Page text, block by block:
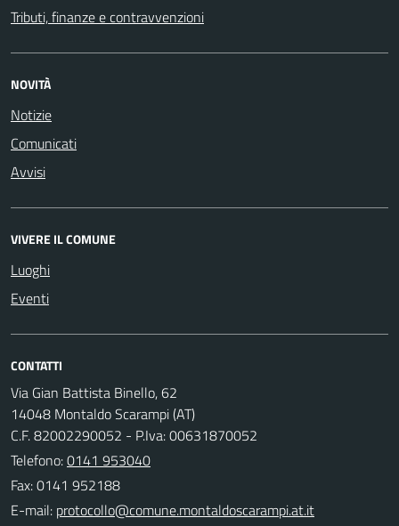
Tributi, finanze e contravvenzioni
NOVITÀ
Notizie
Comunicati
Avvisi
VIVERE IL COMUNE
Luoghi
Eventi
CONTATTI
Via Gian Battista Binello, 62
14048 Montaldo Scarampi (AT)
C.F. 82002290052 - P.Iva: 00631870052
Telefono:0141 953040
Fax: 0141 952188
E-mail: